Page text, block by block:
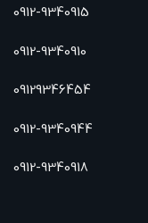
0912-9340915
0912-9340910
09129346454
0912-9340944
0912-9340918